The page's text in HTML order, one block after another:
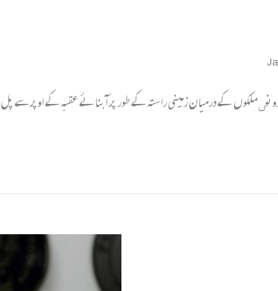
کے درمیان زمینی راستہ کے طور پر آبنائے عقبہ کے اوپرسے پل